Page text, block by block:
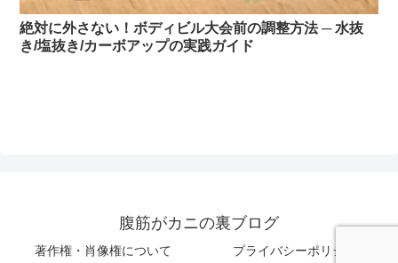
絶対に外さない！ボディビル大会前の調整方法 ─ 水抜
き/塩抜き/カーボアップの実践ガイド
腹筋がカニの裏ブログ
著作権・肖像権について プライバシーポリシー